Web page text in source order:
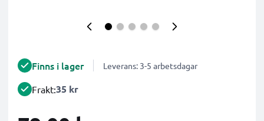
Finns i lager Leverans: 3-5 arbetsdagar
Frakt:35 kr